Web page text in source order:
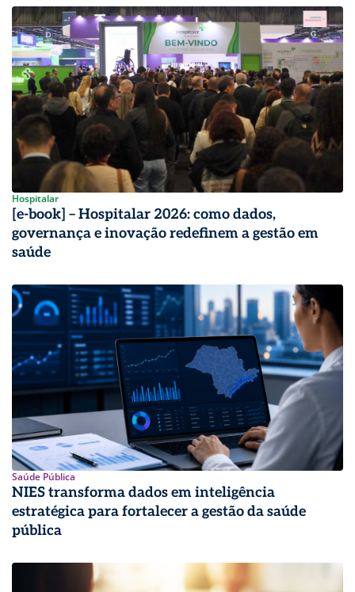
Hospitalar
[e-book] – Hospitalar 2026: como dados,
governança e inovação redefinem a gestão em
saúde
Saúde Pública
NIES transforma dados em inteligência
estratégica para fortalecer a gestão da saúde
pública